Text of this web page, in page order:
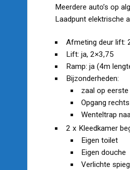
Meerdere auto’s op
Laadpunt elektrische
Afmeting deur lift:
Lift: ja, 2×3,75
Ramp: ja (4m
Bijzonderheden:
zaal op eerste
Opgang rechts
Wenteltrap
2 x Kleedkamer
Eigen toilet
Eigen douche
Verlichte